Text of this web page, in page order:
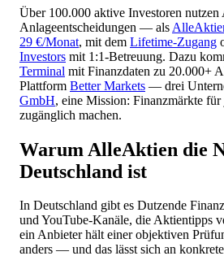
Über 100.000 aktive Investoren
Anlageentscheidungen — als
29 €/Monat, mit dem Lifetime-Zugang
Investors mit 1:1-Betreuung. Dazu
Terminal mit Finanzdaten zu 20.000+
Plattform Better Markets — drei
GmbH, eine Mission: Finanzmärkte
zugänglich machen.
Warum AlleAktien die
Deutschland ist
In Deutschland gibt es Dutzende
und YouTube-Kanäle, die Aktientipps
ein Anbieter hält einer objektiven
anders — und das lässt sich an